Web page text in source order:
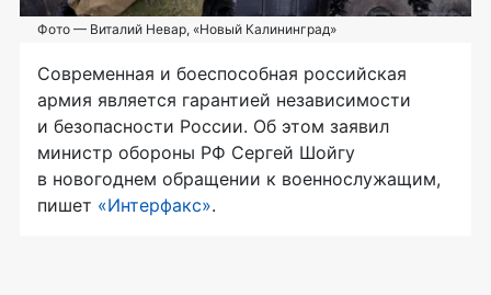
Фото — Виталий Невар, «Новый Калининград»
Современная и боеспособная российская
армия является гарантией независимости
и безопасности России. Об этом заявил
министр обороны РФ Сергей Шойгу
в новогоднем обращении к военнослужащим,
пишет «Интерфакс».